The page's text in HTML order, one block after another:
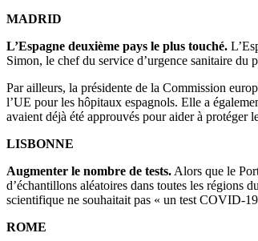
MADRID
L’Espagne deuxième pays le plus touché.
Simon, le chef du service d’urgence sanitaire du
Par ailleurs, la présidente de la Commission
l’UE pour les hôpitaux espagnols. Elle a
avaient déjà été approuvés pour aider à protéger
LISBONNE
Augmenter le nombre de tests. Alors que le
d’échantillons aléatoires dans toutes les régions
scientifique ne souhaitait pas « un test COVID-
ROME